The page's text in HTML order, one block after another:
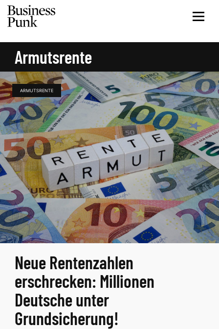
Armutsrente
ARMUTSRENTE
Neue Rentenzahlen
erschrecken: Millionen
Deutsche unter
Grundsicherung!